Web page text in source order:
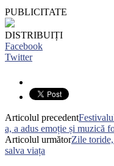
PUBLICITATE
DISTRIBUIȚI
Facebook
Twitter
Articolul precedent
a, a adus emoție și muzică
Articolul următorZile
salva viața